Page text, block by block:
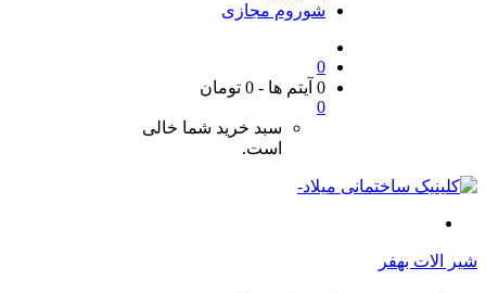
شوروم مجازی
0
0 آیتم ها
-
0 تومان
0
سبد خرید شما خالی
است.
شیر الات بهفر